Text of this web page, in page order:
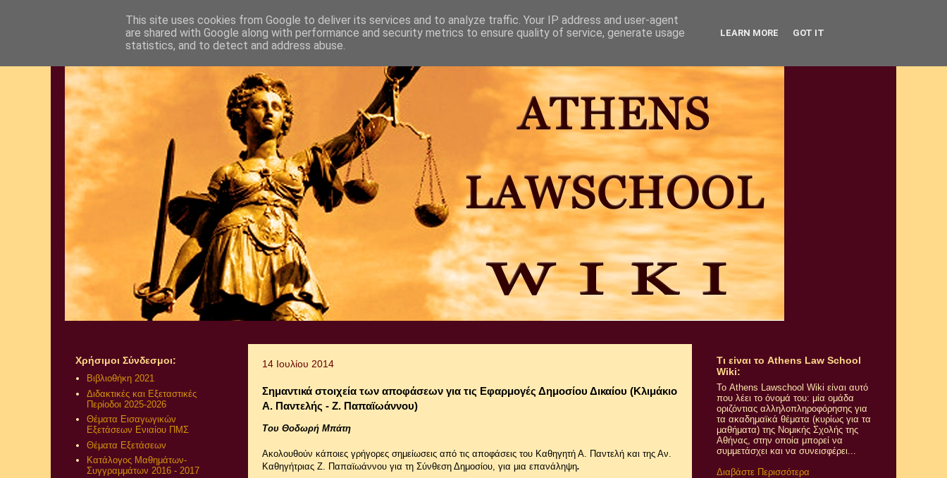
14 Ιουλίου 2014
Σημαντικά στοιχεία των αποφάσεων για τις Εφαρμογές Δημοσίου Δικαίου (Κλιμάκιο
Α. Παντελής - Ζ. Παπαϊωάννου)
Του Θοδωρή Μπάτη
Ακολουθούν κάποιες γρήγορες σημείωσεις από τις αποφάσεις του Καθηγητή Α. Παντελή και της Αν.
Καθηγήτριας Ζ. Παπαϊωάννου για τη Σύνθεση Δημοσίου, για μια επανάληψη.
Χρήσιμοι Σύνδεσμοι:
Βιβλιοθήκη 2021
Διδακτικές και Εξεταστικές
Περίοδοι 2025-2026
Θέματα Εισαγωγικών
Εξετάσεων Ενιαίου ΠΜΣ
Θέματα Εξετάσεων
Κατάλογος Μαθημάτων-
Συγγραμμάτων 2016 - 2017
Τι εiναι το Athens Law School
Wiki:
Το Athens Lawschool Wiki είναι αυτό
που λέει το όνομά του: μία ομάδα
οριζόντιας αλληλοπληροφόρησης για
τα ακαδημαϊκά θέματα (κυρίως για τα
μαθήματα) της Νομικής Σχολής της
Αθήνας, στην οποία μπορεί να
συμμετάσχει και να συνεισφέρει...
Διαβάστε Περισσότερα
This site uses cookies from Google to deliver its services and to analyze traffic. Your IP address and user-agent
are shared with Google along with performance and security metrics to ensure quality of service, generate usage
statistics, and to detect and address abuse.
LEARN MORE GOT IT